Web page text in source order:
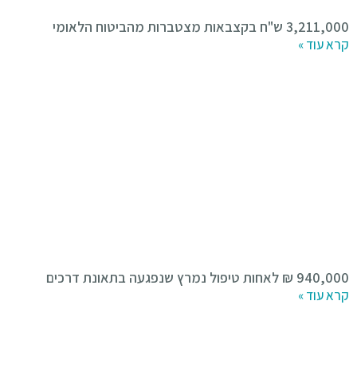
3,211,000 ש"ח בקצבאות מצטברות מהביטוח הלאומי
קרא עוד »
940,000 ₪ לאחות טיפול נמרץ שנפגעה בתאונת דרכים
קרא עוד »